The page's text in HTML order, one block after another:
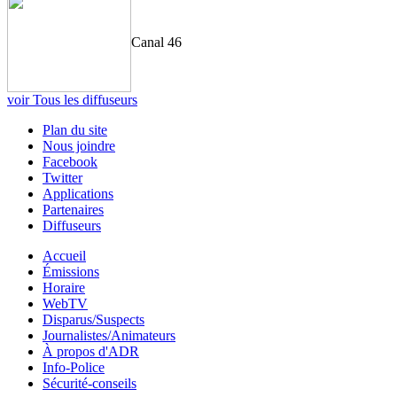
Canal 46
voir Tous les diffuseurs
Plan du site
Nous joindre
Facebook
Twitter
Applications
Partenaires
Diffuseurs
Accueil
Émissions
Horaire
WebTV
Disparus/Suspects
Journalistes/Animateurs
À propos d'ADR
Info-Police
Sécurité-conseils